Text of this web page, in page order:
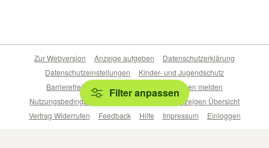
Filter anpassen
Zur Webversion Anzeige aufgeben
Datenschutzerklärung
Datenschutzeinstellungen
Kinder- und Jugendschutz
Barrierefreiheitserklärung
Sicherheitslücken melden
Nutzungsbedingungen
Beliebte Suchen
Anzeigen Übersicht
Vertrag Widerrufen
Feedback Hilfe Impressum Einloggen